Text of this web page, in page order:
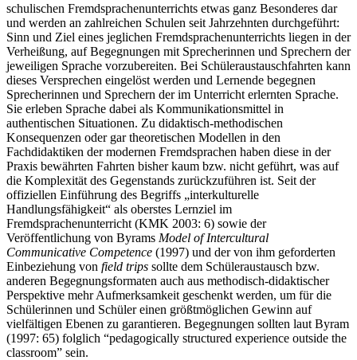
Schüleraustauschfahrten stellen für viele Lernende im Rahmen des
schulischen Fremdsprachenunterrichts etwas ganz Besonderes dar
und werden an zahlreichen Schulen seit Jahrzehnten durchgeführt:
Sinn und Ziel eines jeglichen Fremdsprachenunterrichts liegen in der
Verheißung, auf Begegnungen mit Sprecherinnen und Sprechern der
jeweiligen Sprache vorzubereiten. Bei Schüleraustauschfahrten kann
dieses Versprechen eingelöst werden und Lernende begegnen
Sprecherinnen und Sprechern der im Unterricht erlernten Sprache.
Sie erleben Sprache dabei als Kommunikationsmittel in
authentischen Situationen. Zu didaktisch-methodischen
Konsequenzen oder gar theoretischen Modellen in den
Fachdidaktiken der modernen Fremdsprachen haben diese in der
Praxis bewährten Fahrten bisher kaum bzw. nicht geführt, was auf
die Komplexität des Gegenstands zurückzuführen ist. Seit der
offiziellen Einführung des Begriffs „interkulturelle
Handlungsfähigkeit“ als oberstes Lernziel im
Fremdsprachenunterricht (KMK 2003: 6) sowie der
Veröffentlichung von ByramsModel of Intercultural
Communicative Competence(1997) und der von ihm geforderten
Einbeziehung vonfield tripssollte dem Schüleraustausch bzw.
anderen Begegnungsformaten auch aus methodisch-didaktischer
Perspektive mehr Aufmerksamkeit geschenkt werden, um für die
Schülerinnen und Schüler einen größtmöglichen Gewinn auf
vielfältigen Ebenen zu garantieren. Begegnungen sollten laut Byram
(1997: 65) folglich “pedagogically structured experience outside the